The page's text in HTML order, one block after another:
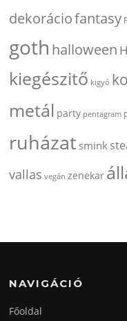
dekoráciofantasy
goth halloween
kiegészitő kigyó
metál party pentagram
ruházat smink
vallas vegán zenekar
NAVIGÁCIÓ
Főoldal